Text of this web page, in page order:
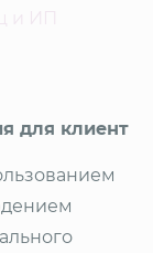
для клиентов